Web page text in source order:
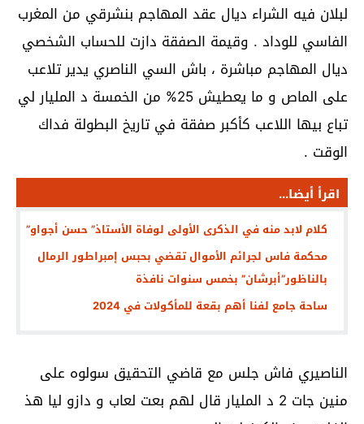
لبلان فيه الشراء ديال عقد المهاجم بنشرقي من المغرب
الفاسي للوداد . وقيمة الصفقة دازت للحساب الشخصي
ديال المهاجم مباشرة ، باش السي الناصري يدير تلاعب
على الماص و ما يعطيش 25% من الخمسة د المليار لي
تباع بيها اللاعب كأكبر صفقة في تاريخ البطولة فداك
الوقت .
اقرأ أيضا...
كلام لابد منه في الذكرى الأولى لوفاة الأستاذ” حسن أجواو”
محكمة فاس لجرائم الأموال تقضي بحبس إمبراطور الرمال
بالناظور”أبرشان” بخمس سنوات نافذة
ساحة جامع لفنا أهم بقعة للمأكولات في 2024
الناصيري فاش جلس مع قاضي التحقيق سولوه على
منين جات 2 د المليار قال لهم بعت لعاب و دازو ليا هذ